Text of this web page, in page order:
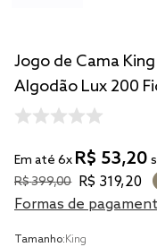
Jogo de Cama
Algodão Lux 200
Em até 6x R$ 53,20
R$399,00 R$ 319,20
Formas de
Tamanho:King
jogos cama
cobre leito
cobertor